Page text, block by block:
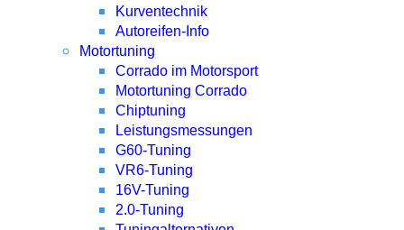
Kurventechnik
Autoreifen-Info
Motortuning
Corrado im Motorsport
Motortuning Corrado
Chiptuning
Leistungsmessungen
G60-Tuning
VR6-Tuning
16V-Tuning
2.0-Tuning